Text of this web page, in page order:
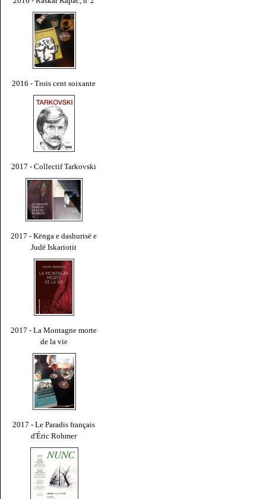
2016 - Trois cent soixante
2017 - Collectif Tarkovski
2017 - Kënga e dashurisë e
Judë Iskariotit
2017 - La Montagne morte
de la vie
2017 - Le Paradis français
d'Éric Rohmer